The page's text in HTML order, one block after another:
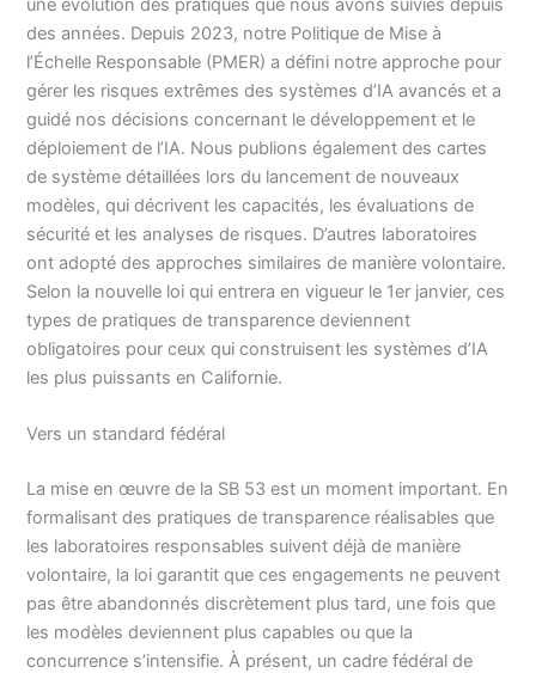
une évolution des pratiques que nous avons suivies depuis
des années. Depuis 2023, notre Politique de Mise à
l’Échelle Responsable (PMER) a défini notre approche pour
gérer les risques extrêmes des systèmes d’IA avancés et a
guidé nos décisions concernant le développement et le
déploiement de l’IA. Nous publions également des cartes
de système détaillées lors du lancement de nouveaux
modèles, qui décrivent les capacités, les évaluations de
sécurité et les analyses de risques. D’autres laboratoires
ont adopté des approches similaires de manière volontaire.
Selon la nouvelle loi qui entrera en vigueur le 1er janvier, ces
types de pratiques de transparence deviennent
obligatoires pour ceux qui construisent les systèmes d’IA
les plus puissants en Californie.
Vers un standard fédéral
La mise en œuvre de la SB 53 est un moment important. En
formalisant des pratiques de transparence réalisables que
les laboratoires responsables suivent déjà de manière
volontaire, la loi garantit que ces engagements ne peuvent
pas être abandonnés discrètement plus tard, une fois que
les modèles deviennent plus capables ou que la
concurrence s’intensifie. À présent, un cadre fédéral de